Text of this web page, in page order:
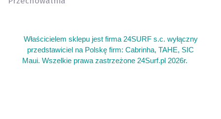
Właścicielem sklepu jest firma 24SURF s.c. wyłączny
przedstawiciel na Polskę firm: Cabrinha, TAHE, SIC
Maui. Wszelkie prawa zastrzeżone 24Surf.pl 2026r.